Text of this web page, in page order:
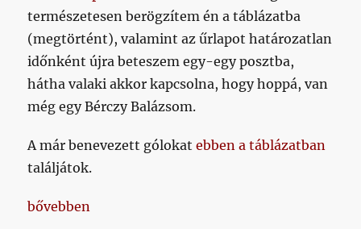
természetesen berögzítem én a táblázatba
(megtörtént), valamint az űrlapot határozatlan
időnként újra beteszem egy-egy posztba,
hátha valaki akkor kapcsolna, hogy hoppá, van
még egy Bérczy Balázsom.
A már benevezett gólokatebben a táblázatban
találjátok.
„Keressük az elmúlt 66 év legszebb, videón is
bővebben